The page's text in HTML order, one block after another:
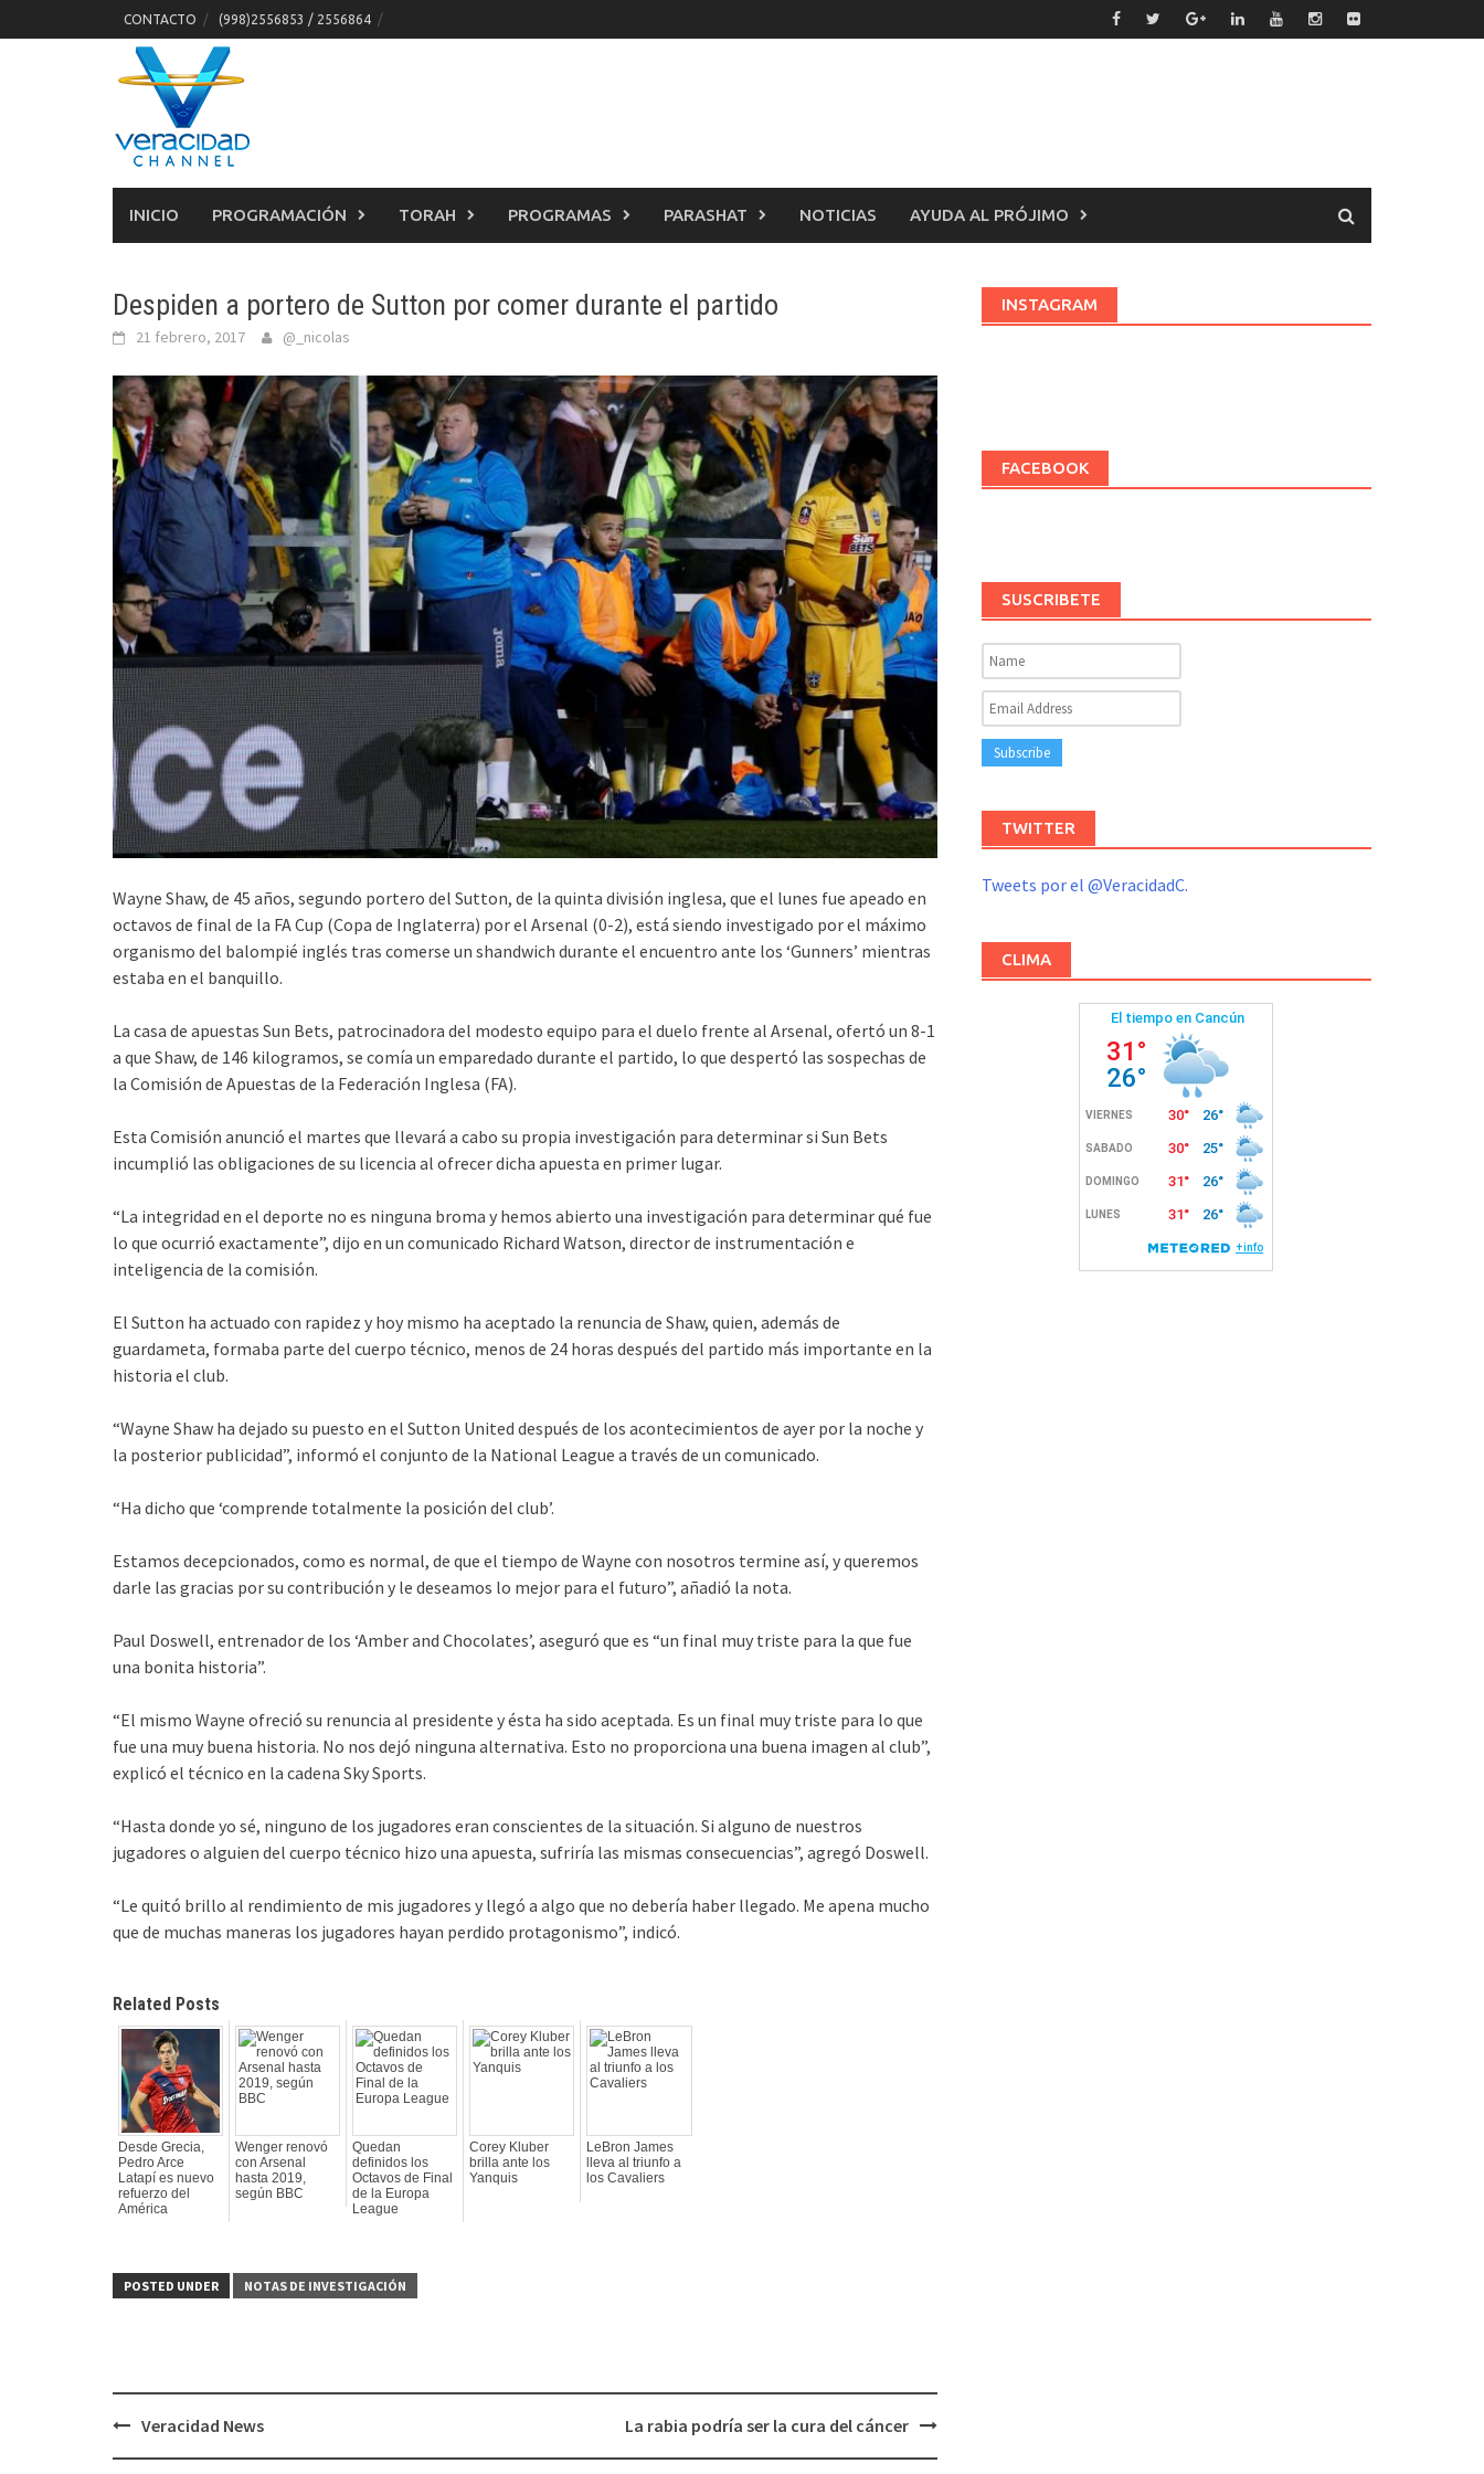
to
CONTACTO (998)2556853 / 2556864
INICIO PROGRAMACIÓN TORAH PROGRAMAS PARASHAT NOTICIAS AYUDA AL PRÓJIMO
Despiden a portero de Sutton por comer durante el partido
21 febrero, 2017 @_nicolas
Wayne Shaw, de 45 años, segundo portero del Sutton, de la quinta división inglesa, que el lunes fue apeado en
octavos de final de la FA Cup (Copa de Inglaterra) por el Arsenal (0-2), está siendo investigado por el máximo
organismo del balompié inglés tras comerse un shandwich durante el encuentro ante los ‘Gunners’ mientras
estaba en el banquillo.
La casa de apuestas Sun Bets, patrocinadora del modesto equipo para el duelo frente al Arsenal, ofertó un 8-1
a que Shaw, de 146 kilogramos, se comía un emparedado durante el partido, lo que despertó las sospechas de
la Comisión de Apuestas de la Federación Inglesa (FA).
Esta Comisión anunció el martes que llevará a cabo su propia investigación para determinar si Sun Bets
incumplió las obligaciones de su licencia al ofrecer dicha apuesta en primer lugar.
“La integridad en el deporte no es ninguna broma y hemos abierto una investigación para determinar qué fue
lo que ocurrió exactamente”, dijo en un comunicado Richard Watson, director de instrumentación e
inteligencia de la comisión.
El Sutton ha actuado con rapidez y hoy mismo ha aceptado la renuncia de Shaw, quien, además de
guardameta, formaba parte del cuerpo técnico, menos de 24 horas después del partido más importante en la
historia el club.
“Wayne Shaw ha dejado su puesto en el Sutton United después de los acontecimientos de ayer por la noche y
la posterior publicidad”, informó el conjunto de la National League a través de un comunicado.
“Ha dicho que ‘comprende totalmente la posición del club’.
Estamos decepcionados, como es normal, de que el tiempo de Wayne con nosotros termine así, y queremos
darle las gracias por su contribución y le deseamos lo mejor para el futuro”, añadió la nota.
Paul Doswell, entrenador de los ‘Amber and Chocolates’, aseguró que es “un final muy triste para la que fue
una bonita historia”.
“El mismo Wayne ofreció su renuncia al presidente y ésta ha sido aceptada. Es un final muy triste para lo que
fue una muy buena historia. No nos dejó ninguna alternativa. Esto no proporciona una buena imagen al club”,
explicó el técnico en la cadena Sky Sports.
“Hasta donde yo sé, ninguno de los jugadores eran conscientes de la situación. Si alguno de nuestros
jugadores o alguien del cuerpo técnico hizo una apuesta, sufriría las mismas consecuencias”, agregó Doswell.
“Le quitó brillo al rendimiento de mis jugadores y llegó a algo que no debería haber llegado. Me apena mucho
que de muchas maneras los jugadores hayan perdido protagonismo”, indicó.
Related Posts
Desde Grecia,
Pedro Arce
Latapí es nuevo
refuerzo del
América
Wenger renovó
con Arsenal
hasta 2019,
según BBC
Quedan
definidos los
Octavos de Final
de la Europa
League
Corey Kluber
brilla ante los
Yanquis
LeBron James
lleva al triunfo a
los Cavaliers
POSTED UNDER NOTAS DE INVESTIGACIÓN
Veracidad News La rabia podría ser la cura del cáncer
INSTAGRAM
FACEBOOK
SUSCRIBETE
TWITTER
Tweets por el @VeracidadC.
CLIMA